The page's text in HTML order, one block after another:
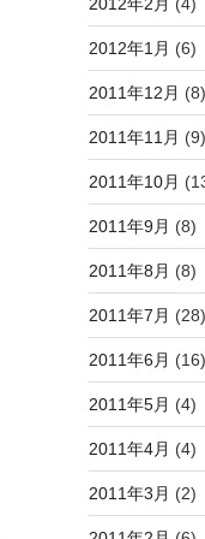
2012年1月 (6)
2011年12月 (8)
2011年11月 (9)
2011年10月
2011年9月 (8)
2011年8月 (8)
2011年7月 (28)
2011年6月 (16)
2011年5月 (4)
2011年4月 (4)
2011年3月 (2)